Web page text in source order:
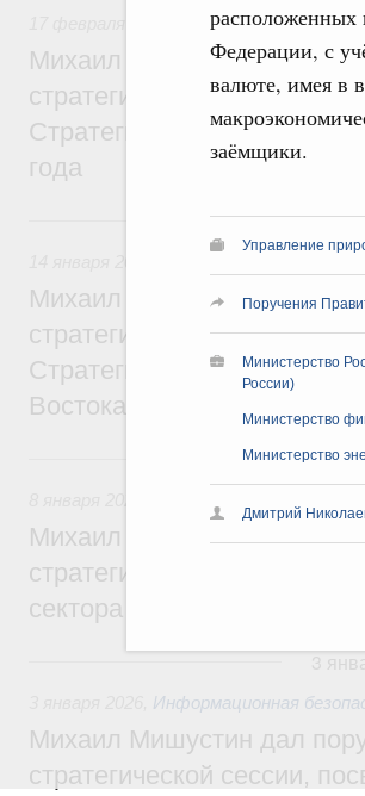
расположенных
Федерации, с
валюте, имея в
заёмщики.
Управление
Поручения
Министерство
России)
Министерство
Министерство
Дмитрий
Регулирование в
Михаил Мишустин дал
стратегической сессии,
Стратегии развития
года
14
Михаил Мишустин дал
стратегической сессии,
Стратегии социально-
Востока
8
Общие вопросы
Михаил Мишустин дал
стратегической сессии о
сектора
Информационная
Михаил Мишустин дал
стратегической сессии,